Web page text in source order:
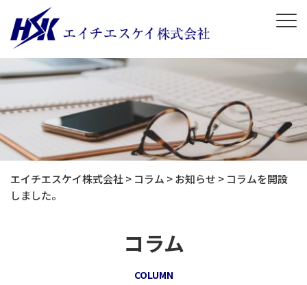
エイチエスケイ株式会社> コラム >お知らせ > コラムを開設
しました。
コラム
COLUMN